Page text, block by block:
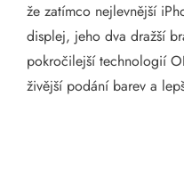
že zatímco nejlevnější
displej, jeho dva dražší
pokročilejší technologií
živější podání barev a